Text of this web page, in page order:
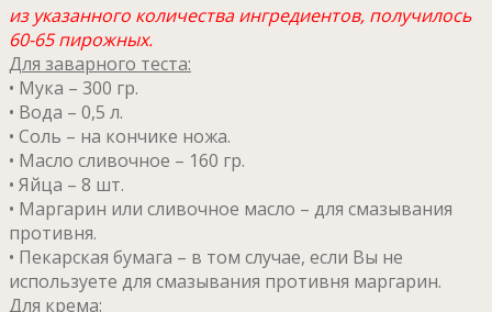
из указанного количества ингредиентов, получилось
60-65 пирожных.
Для заварного теста:
• Мука – 300 гр.
• Вода – 0,5 л.
• Соль – на кончике ножа.
• Масло сливочное – 160 гр.
• Яйца – 8 шт.
• Маргарин или сливочное масло – для смазывания
противня.
• Пекарская бумага – в том случае, если Вы не
используете для смазывания противня маргарин.
Для крема: